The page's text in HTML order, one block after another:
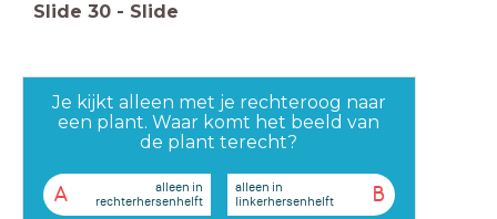
Slide 30 - Slide
Je kijkt alleen met je rechteroog naar
een plant. Waar komt het beeld van
de plant terecht?
A
alleen in
rechterhersenhelft
B
alleen in
linkerhersenhelft